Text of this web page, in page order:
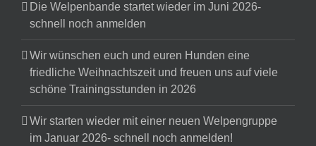
Die Welpenbande startet wieder im Juni 2026-
schnell noch anmelden
Wir wünschen euch und euren Hunden eine
friedliche Weihnachtszeit und freuen uns auf viele
schöne Trainingsstunden in 2026
Wir starten wieder mit einer neuen Welpengruppe
im Januar 2026- schnell noch anmelden!